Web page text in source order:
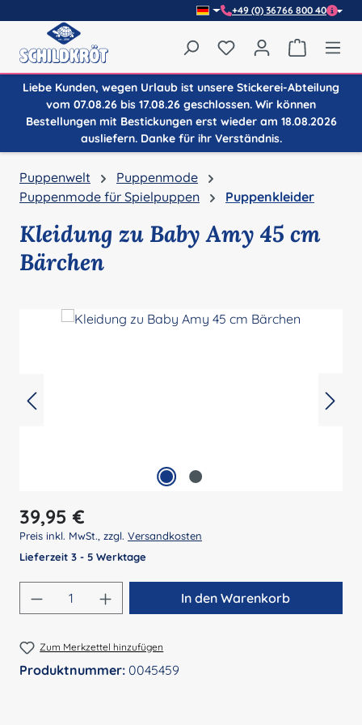
+49 (0) 36766 800 40
Du hast 0 Produkte
Liebe Kunden, wegen Urlaub ist unsere Stickerei-Abteilung
vom 07.08.26 bis 17.08.26 geschlossen. Wir können
Bestellungen mit Bestickungen erst wieder am 18.08.2026
ausliefern. Danke für ihr Verständnis.
Puppenwelt
Puppenmode
Puppenmode für Spielpuppen
Puppenkleider
Kleidung zu Baby Amy 45 cm
Bärchen
Regulärer Preis:
39,95 €
Preis inkl. MwSt., zzgl. Versandkosten
Lieferzeit 3 - 5 Werktage
Produkt Anzahl: Gib den gewünschten
In den Warenkorb
Zum Merkzettel hinzufügen
Produktnummer: 0045459